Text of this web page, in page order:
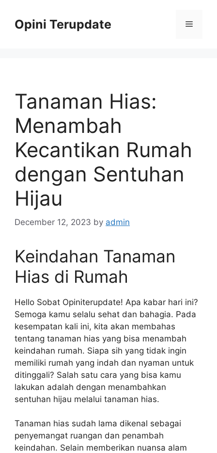
contentOpini Terupdate Menu
Tanaman Hias:
Menambah
Kecantikan Rumah
dengan Sentuhan
Hijau
December 12, 2023 by admin
Keindahan Tanaman
Hias di Rumah
Hello Sobat Opiniterupdate! Apa kabar hari ini?
Semoga kamu selalu sehat dan bahagia. Pada
kesempatan kali ini, kita akan membahas
tentang tanaman hias yang bisa menambah
keindahan rumah. Siapa sih yang tidak ingin
memiliki rumah yang indah dan nyaman untuk
ditinggali? Salah satu cara yang bisa kamu
lakukan adalah dengan menambahkan
sentuhan hijau melalui tanaman hias.
Tanaman hias sudah lama dikenal sebagai
penyemangat ruangan dan penambah
keindahan. Selain memberikan nuansa alam